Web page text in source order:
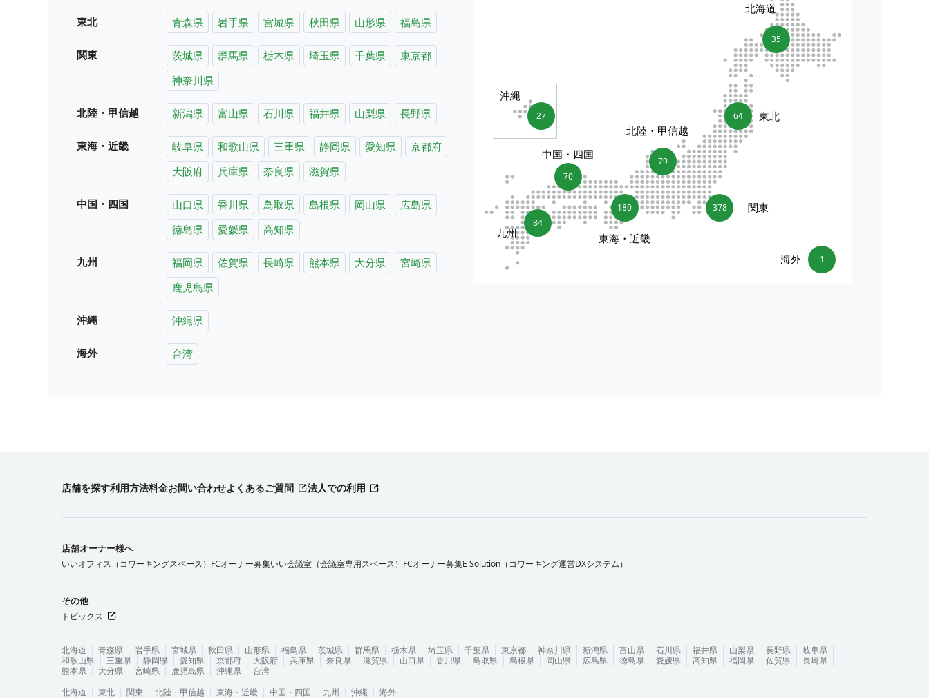
東北 青森県 岩手県 宮城県 秋田県 山形県 福島県
関東 茨城県 群馬県 栃木県 埼玉県 千葉県
東京都
神奈川県
北陸・甲信越 新潟県 富山県 石川県 福井県 山梨県 長野県
東海・近畿 岐阜県 和歌山県 三重県 静岡県 愛知県
京都府
大阪府
兵庫県 奈良県 滋賀県
中国・四国 山口県 香川県 鳥取県 島根県 岡山県
広島県
徳島県
愛媛県 高知県
九州 福岡県 佐賀県 長崎県 熊本県 大分県
宮崎県
鹿児島県
沖縄 沖縄県
海外 台湾
35
北海道
64 東北
378 関東
79
北陸・甲信越
180
東海・近畿
70
中国・四国
84
九州
27
沖縄
1
海外
店舗を探す利用方法料金お問い合わせよくあるご質問 法人での利用
店舗オーナー様へ
いいオフィス（コワーキングスペース）FCオーナー募集いい会議室（会議室専用スペース）FCオーナー募集E Solution（コワーキング運営DXシステム）
その他
トピックス
北海道 青森県 岩手県 宮城県 秋田県 山形県 福島県 茨城県 群馬県 栃木県 埼玉県 千葉県 東京都 神奈川県 新潟県 富山県 石川県 福井県 山梨県 長野県
岐阜県
和歌山県
三重県 静岡県 愛知県 京都府 大阪府 兵庫県 奈良県 滋賀県 山口県 香川県 鳥取県 島根県 岡山県 広島県 徳島県 愛媛県 高知県 福岡県 佐賀県
長崎県
熊本県
大分県 宮崎県 鹿児島県 沖縄県
台湾
北海道
東北 関東 北陸・甲信越 東海・近畿 中国・四国 九州 沖縄 海外